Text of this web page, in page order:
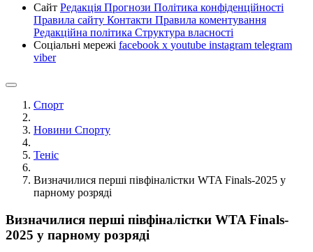
Сайт Редакція Прогнози Політика конфіденційності
Правила сайту Контакти Правила коментування
Редакційна політика Структура власності
Соціальні мережі facebook x youtube instagram telegram
viber
Спорт
Новини Спорту
Теніс
Визначилися перші півфіналістки WTA Finals-2025 у
парному розряді
Визначилися перші півфіналістки WTA Finals-
2025 у парному розряді